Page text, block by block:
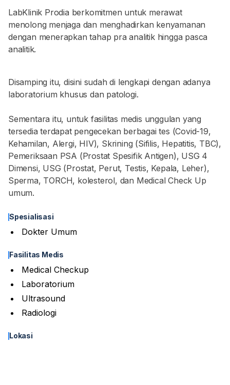
LabKlinik Prodia berkomitmen untuk merawat
menolong menjaga dan menghadirkan kenyamanan
dengan menerapkan tahap pra analitik hingga pasca
analitik.
Disamping itu, disini sudah di lengkapi dengan adanya
laboratorium khusus dan patologi.
Sementara itu, untuk fasilitas medis unggulan yang
tersedia terdapat pengecekan berbagai tes (Covid-19,
Kehamilan, Alergi, HIV), Skrining (Sifilis, Hepatitis, TBC),
Pemeriksaan PSA (Prostat Spesifik Antigen), USG 4
Dimensi, USG (Prostat, Perut, Testis, Kepala, Leher),
Sperma, TORCH, kolesterol, dan Medical Check Up
umum.
Spesialisasi
Dokter Umum
Fasilitas Medis
Medical Checkup
Laboratorium
Ultrasound
Radiologi
Lokasi